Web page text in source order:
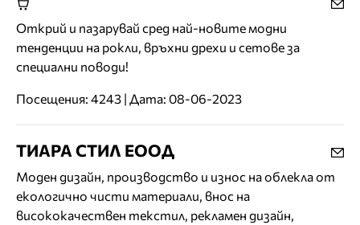
Открий и пазарувай сред най-новите модни
тенденции на рокли, връхни дрехи и сетове за
специални поводи!
Посещения: 4243 | Дата: 08-06-2023
ТИАРА СТИЛ ЕООД
Моден дизайн, производство и износ на облекла от
екологично чисти материали, внос на
висококачествен текстил, рекламен дизайн,